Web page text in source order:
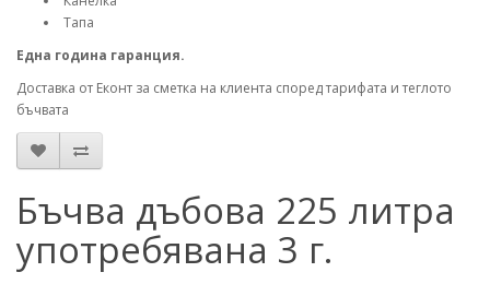
Тапа
Една година гаранция.
Доставка от Еконт за сметка на клиента според тарифата и теглото
бъчвата
Бъчва дъбова 225 литра
употребявана 3 г.